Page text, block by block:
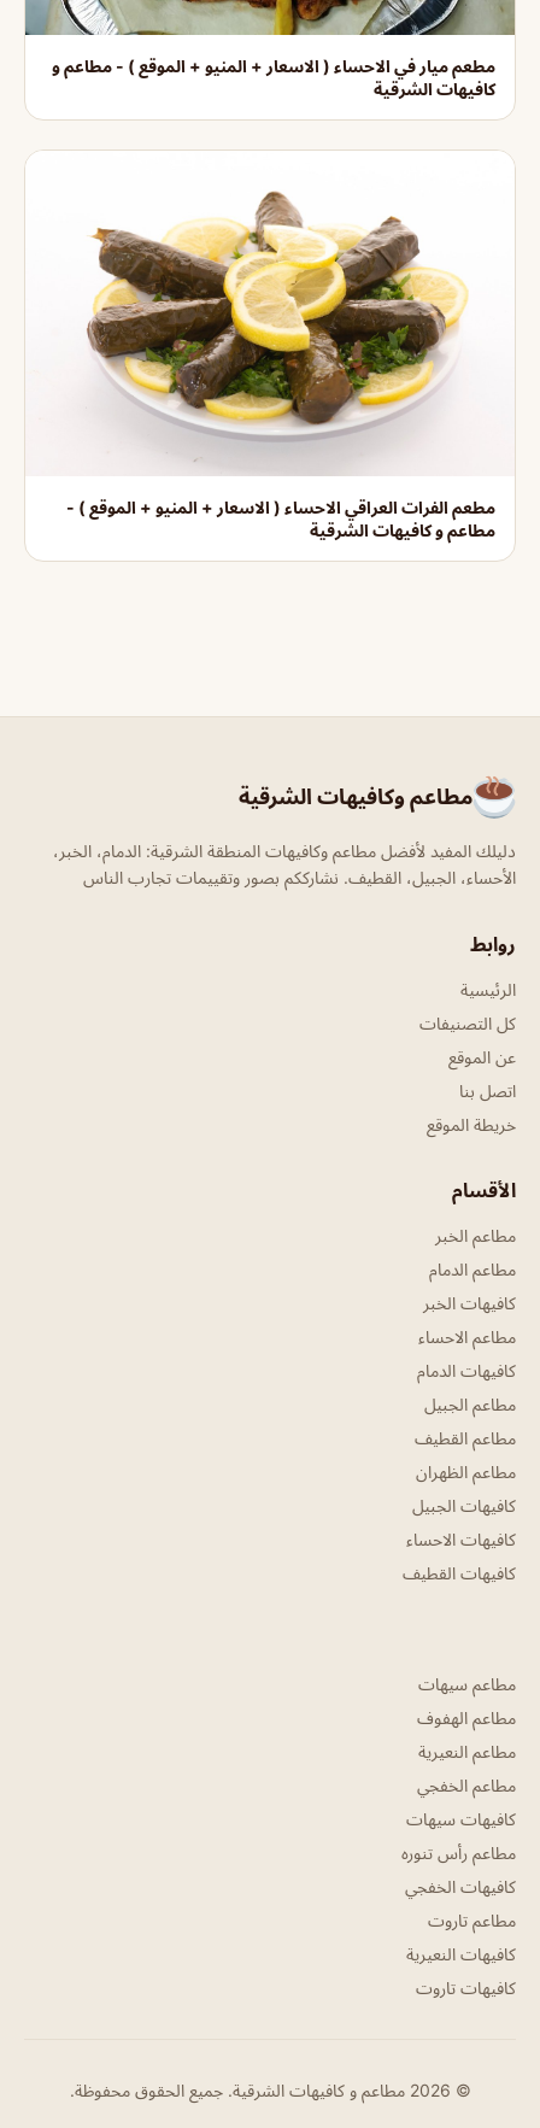
مطعم ميار في الاحساء ( الاسعار + المنيو + الموقع ) - مطاعم و
كافيهات الشرقية
مطعم الفرات العراقي الاحساء ( الاسعار + المنيو + الموقع ) -
مطاعم و كافيهات الشرقية
مطاعم وكافيهات الشرقية
دليلك المفيد لأفضل مطاعم وكافيهات المنطقة الشرقية: الدمام، الخبر،
الأحساء، الجبيل، القطيف. نشارككم بصور وتقييمات تجارب الناس
روابط
الرئيسية
كل التصنيفات
عن الموقع
اتصل بنا
خريطة الموقع
الأقسام
مطاعم الخبر
مطاعم الدمام
كافيهات الخبر
مطاعم الاحساء
كافيهات الدمام
مطاعم الجبيل
مطاعم القطيف
مطاعم الظهران
كافيهات الجبيل
كافيهات الاحساء
كافيهات القطيف
مطاعم سيهات
مطاعم الهفوف
مطاعم النعيرية
مطاعم الخفجي
كافيهات سيهات
مطاعم رأس تنوره
كافيهات الخفجي
مطاعم تاروت
كافيهات النعيرية
كافيهات تاروت
© 2026 مطاعم و كافيهات الشرقية. جميع الحقوق محفوظة.